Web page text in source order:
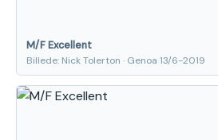
M/F Excellent
Billede: Nick Tolerton · Genoa 13/6-2019